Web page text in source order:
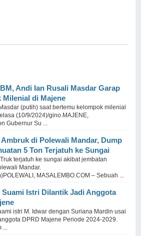
Andi Ian Rusali Masdar Garap
Milenial di Majene
(putih) saat bertemu kelompok milenial
(10/9/2024)/gino.MAJENE,
Gubernur Su ...
di Polewali Mandar, Dump
5 Ton Terjatuh ke Sungai
terjatuh ke sungai akibat jembatan
Mandar.
MASALEMBO.COM – Sebuah ...
Suami Istri Dilantik Jadi Anggota
istri M. Idwar dengan Suriana Mardin usai
DPRD Majene Periode 2024-2029.